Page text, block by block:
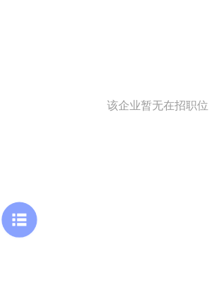
该企业暂无在招职位